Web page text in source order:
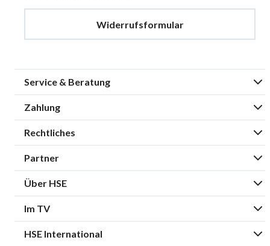
Widerrufsformular
Service & Beratung
Zahlung
Rechtliches
Partner
Über HSE
Im TV
HSE International